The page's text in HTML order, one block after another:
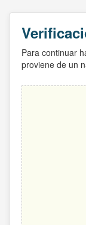
Para continuar
proviene de un